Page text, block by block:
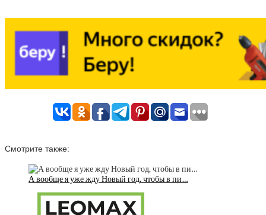
Смотрите также:
А вообще я уже жду Новый год, чтобы в пи…